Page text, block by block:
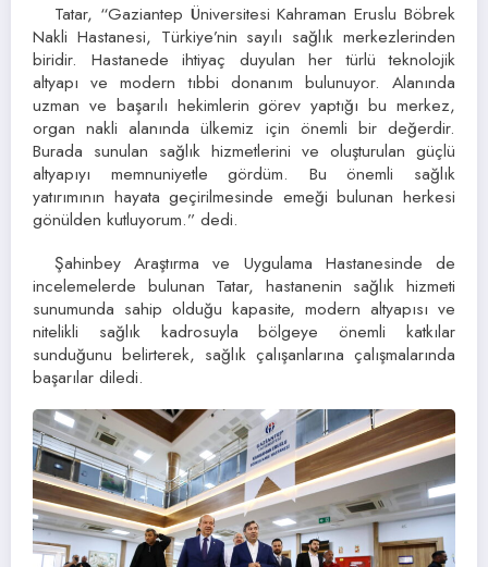
Tatar, “Gaziantep Üniversitesi Kahraman Eruslu Böbrek
Nakli Hastanesi, Türkiye’nin sayılı sağlık merkezlerinden
biridir. Hastanede ihtiyaç duyulan her türlü teknolojik
altyapı ve modern tıbbi donanım bulunuyor. Alanında
uzman ve başarılı hekimlerin görev yaptığı bu merkez,
organ nakli alanında ülkemiz için önemli bir değerdir.
Burada sunulan sağlık hizmetlerini ve oluşturulan güçlü
altyapıyı memnuniyetle gördüm. Bu önemli sağlık
yatırımının hayata geçirilmesinde emeği bulunan herkesi
gönülden kutluyorum.” dedi.
Şahinbey Araştırma ve Uygulama Hastanesinde de
incelemelerde bulunan Tatar, hastanenin sağlık hizmeti
sunumunda sahip olduğu kapasite, modern altyapısı ve
nitelikli sağlık kadrosuyla bölgeye önemli katkılar
sunduğunu belirterek, sağlık çalışanlarına çalışmalarında
başarılar diledi.